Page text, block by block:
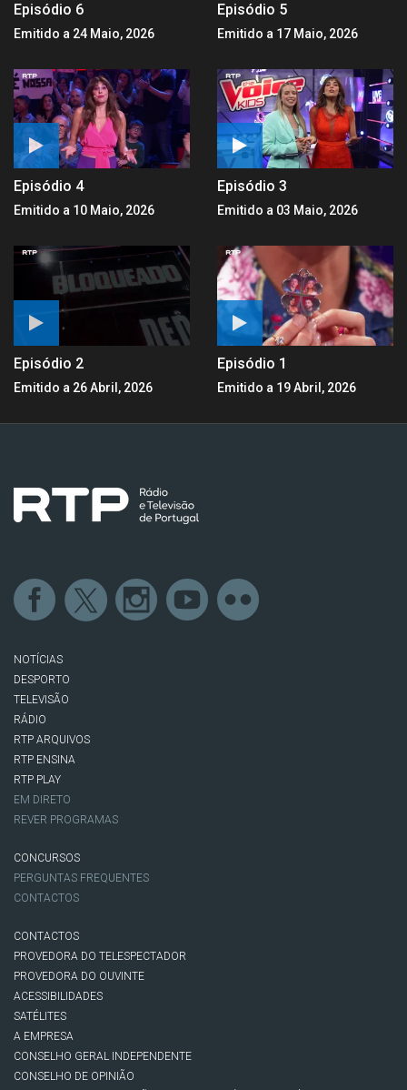
Episódio 6
Emitido a 24 Maio, 2026
Episódio 5
Emitido a 17 Maio, 2026
Episódio 4
Emitido a 10 Maio, 2026
Episódio 3
Emitido a 03 Maio, 2026
Episódio 2
Emitido a 26 Abril, 2026
Episódio 1
Emitido a 19 Abril, 2026
NOTÍCIAS
DESPORTO
TELEVISÃO
RÁDIO
RTP ARQUIVOS
RTP ENSINA
RTP PLAY
EM DIRETO
REVER PROGRAMAS
CONCURSOS
PERGUNTAS FREQUENTES
CONTACTOS
CONTACTOS
PROVEDORA DO TELESPECTADOR
PROVEDORA DO OUVINTE
ACESSIBILIDADES
SATÉLITES
A EMPRESA
CONSELHO GERAL INDEPENDENTE
CONSELHO DE OPINIÃO